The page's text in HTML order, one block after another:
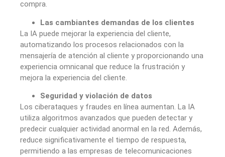
compra.
Las cambiantes demandas de los clientes
La IA puede mejorar la experiencia del cliente,
automatizando los procesos relacionados con la
mensajería de atención al cliente y proporcionando una
experiencia omnicanal que reduce la frustración y
mejora la experiencia del cliente.
Seguridad y violación de datos
Los ciberataques y fraudes en línea aumentan. La IA
utiliza algoritmos avanzados que pueden detectar y
predecir cualquier actividad anormal en la red. Además,
reduce significativamente el tiempo de respuesta,
permitiendo a las empresas de telecomunicaciones